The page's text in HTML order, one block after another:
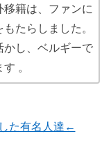
籍は、ファンに
たらしました。
かし、ベルギーで
。
た有名人達←